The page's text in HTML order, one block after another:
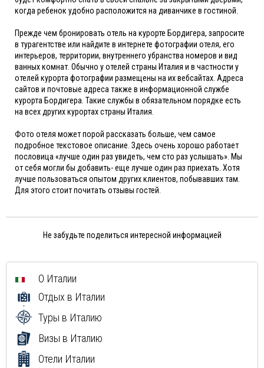
когда ребенок удобно расположится на диванчике в гостиной.
Прежде чем бронировать отель на курорте Бордигера, запросите
в турагентстве или найдите в интернете фотографии отеля, его
интерьеров, территории, внутреннего убранства номеров и вид
ванных комнат. Обычно у отелей страны Италия и в частности у
отелей курорта фотографии размещены на их вебсайтах. Адреса
сайтов и почтовые адреса также в информационной службе
курорта Бордигера. Такие службы в обязательном порядке есть
на всех других курортах страны Италия.
Фото отеля может порой рассказать больше, чем самое
подробное текстовое описание. Здесь очень хорошо работает
пословица «лучше один раз увидеть, чем сто раз услышать». Мы
от себя могли бы добавить- еще лучше один раз приехать. Хотя
лучше пользоваться опытом других клиентов, побывавших там.
Для этого стоит почитать отзывы гостей.
Не забудьте поделиться интересной информацией
О Италии
Отдых в Италии
Туры в Италию
Визы в Италию
Отели Италии